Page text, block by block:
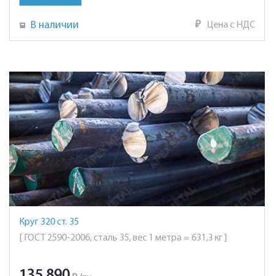
В наличии ₽ Цена с НДС
Круг 320 ст. 35
[ ГОСТ 2590-2006, сталь 35, вес 1 метра = 631,3 кг ]